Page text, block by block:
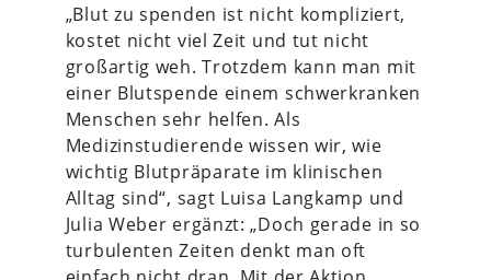
„Blut zu spenden ist nicht kompliziert,
kostet nicht viel Zeit und tut nicht
großartig weh. Trotzdem kann man mit
einer Blutspende einem schwerkranken
Menschen sehr helfen. Als
Medizinstudierende wissen wir, wie
wichtig Blutpräparate im klinischen
Alltag sind“, sagt Luisa Langkamp und
Julia Weber ergänzt: „Doch gerade in so
turbulenten Zeiten denkt man oft